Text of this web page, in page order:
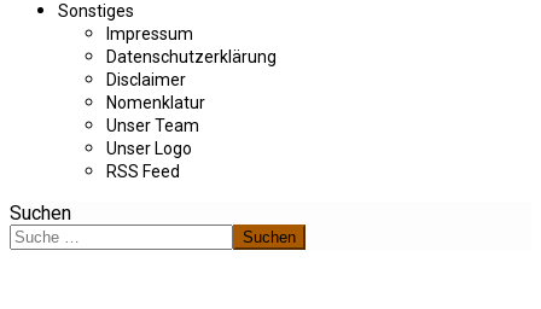
Sonstiges
Impressum
Datenschutzerklärung
Disclaimer
Nomenklatur
Unser Team
Unser Logo
RSS Feed
Suchen
Suchen